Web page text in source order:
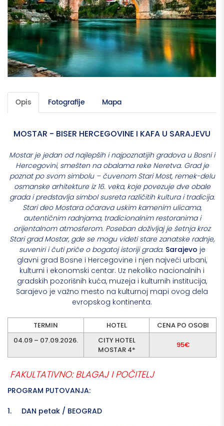
Opis Fotografije Mapa
MOSTAR - BISER HERCEGOVINE I KAFA U SARAJEVU
Mostarje jedan od najlepših i najpoznatijih gradova u Bosni i
Hercegovini, smešten na obalama reke Neretva. Grad je
poznat po svom simbolu – čuvenom Stari Most, remek-delu
osmanske arhitekture iz 16. veka, koje povezuje dve obale
grada i predstavlja simbol susreta različitih kultura i tradicija.
Stari deo Mostara očarava uskim kamenim ulicama,
autentičnim radnjama, tradicionalnim restoranima i
orijentalnom atmosferom. Poseban doživljaj je šetnja kroz
Stari grad Mostar, gde se mogu videti stare zanatske radnje,
suveniri i čuti priče o bogatoj istoriji grada. Sarajevo je
glavni grad Bosne i Hercegovine i njen najveći urbani,
kulturni i ekonomski centar. Uz nekoliko nacionalnih i
gradskih pozorišnih kuća, muzeja i kulturnih institucija,
Sarajevo je važno mesto na kulturnoj mapi ovog dela
evropskog kontinenta.
TERMIN HOTEL
CENA PO OSOBI
04.09 – 07.09.2026.
CITY HOTEL
MOSTAR 4*
95€
FAKULTATIVNO: BLAGAJ I POČITELJ
PROGRAM PUTOVANJA:
1. DAN petak / BEOGRAD